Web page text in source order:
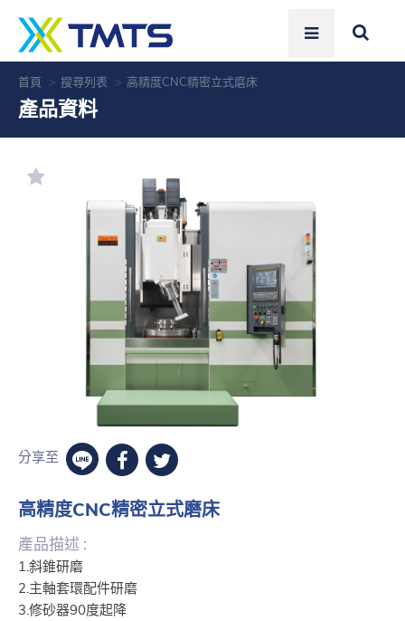
首頁 搜尋列表 高精度CNC精密立式磨床
產品資料
分享至
高精度CNC精密立式磨床
產品描述 :
1.斜錐研磨
2.主軸套環配件研磨
3.修砂器90度起降